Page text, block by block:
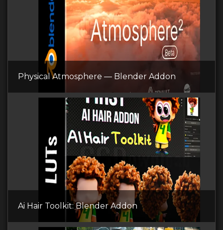
Physical Atmosphere — Blender Addon
Ai Hair Toolkit: Blender Addon